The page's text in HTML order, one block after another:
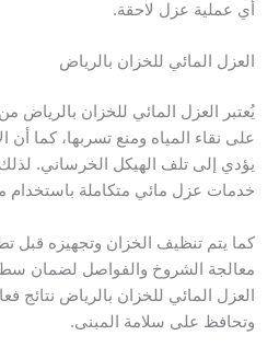
أي عملية عزل لاحقة.
العزل المائي للخزان بالرياض
يُعتبر العزل المائي للخزان
على نقاء المياه ومنع تسربها، كما أن
يؤدي إلى تلف الهيكل الخرساني.
خدمات عزل مائي متكاملة باستخدام
كما يتم تنظيف الخزان وتجهيزه قبل
معالجة الشروخ والفواصل لضمان
العزل المائي للخزان بالرياض نتائج
وتحافظ على سلامة المبنى.